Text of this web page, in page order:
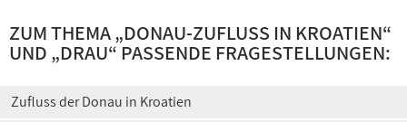
ZUM THEMA „DONAU-ZUFLUSS IN KROATIEN“
UND „DRAU“ PASSENDE FRAGESTELLUNGEN:
Zufluss der Donau in Kroatien